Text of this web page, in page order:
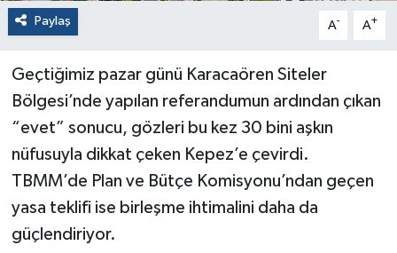
Paylaş A- A+
Geçtiğimiz pazar günü Karacaören Siteler
Bölgesi’nde yapılan referandumun ardından çıkan
“evet” sonucu, gözleri bu kez 30 bini aşkın
nüfusuyla dikkat çeken Kepez’e çevirdi.
TBMM’de Plan ve Bütçe Komisyonu’ndan geçen
yasa teklifi ise birleşme ihtimalini daha da
güçlendiriyor.